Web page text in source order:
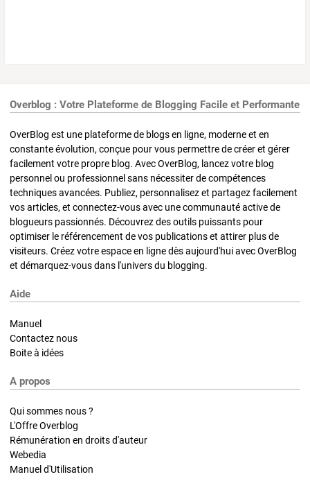
Overblog : Votre Plateforme de Blogging Facile et Performante
OverBlog est une plateforme de blogs en ligne, moderne et en
constante évolution, conçue pour vous permettre de créer et gérer
facilement votre propre blog. Avec OverBlog, lancez votre blog
personnel ou professionnel sans nécessiter de compétences
techniques avancées. Publiez, personnalisez et partagez facilement
vos articles, et connectez-vous avec une communauté active de
blogueurs passionnés. Découvrez des outils puissants pour
optimiser le référencement de vos publications et attirer plus de
visiteurs. Créez votre espace en ligne dès aujourd'hui avec OverBlog
et démarquez-vous dans l'univers du blogging.
Aide
Manuel
Contactez nous
Boite à idées
A propos
Qui sommes nous ?
L'Offre Overblog
Rémunération en droits d'auteur
Webedia
Manuel d'Utilisation